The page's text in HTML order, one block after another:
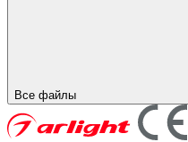
Все файлы